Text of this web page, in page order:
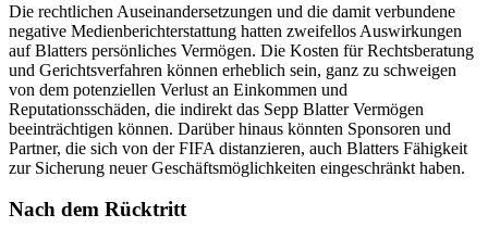
Die rechtlichen Auseinandersetzungen und die damit verbundene
negative Medienberichterstattung hatten zweifellos Auswirkungen
auf Blatters persönliches Vermögen. Die Kosten für Rechtsberatung
und Gerichtsverfahren können erheblich sein, ganz zu schweigen
von dem potenziellen Verlust an Einkommen und
Reputationsschäden, die indirekt das Sepp Blatter Vermögen
beeinträchtigen können. Darüber hinaus könnten Sponsoren und
Partner, die sich von der FIFA distanzieren, auch Blatters Fähigkeit
zur Sicherung neuer Geschäftsmöglichkeiten eingeschränkt haben.
Nach dem Rücktritt